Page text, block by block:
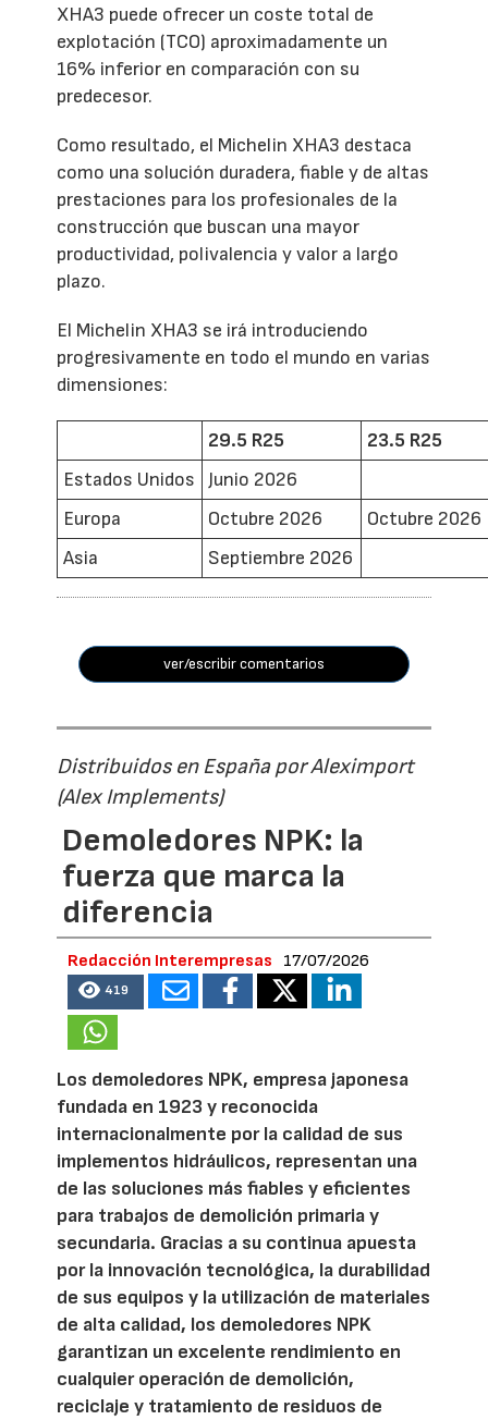
XHA3 puede ofrecer un coste total de
explotación (TCO) aproximadamente un
16% inferior en comparación con su
predecesor.
Como resultado, el Michelin XHA3 destaca
como una solución duradera, fiable y de altas
prestaciones para los profesionales de la
construcción que buscan una mayor
productividad, polivalencia y valor a largo
plazo.
El Michelin XHA3 se irá introduciendo
progresivamente en todo el mundo en varias
dimensiones:
29.5 R25
23.5 R25
Estados Unidos
Junio 2026
Europa
Octubre 2026
Octubre 2026
Asia
Septiembre 2026
ver/escribir comentarios
Distribuidos en España por Aleximport
(Alex Implements)
Demoledores NPK: la
fuerza que marca la
diferencia
Redacción Interempresas 17/07/2026
419
Los demoledores NPK, empresa japonesa
fundada en 1923 y reconocida
internacionalmente por la calidad de sus
implementos hidráulicos, representan una
de las soluciones más fiables y eficientes
para trabajos de demolición primaria y
secundaria. Gracias a su continua apuesta
por la innovación tecnológica, la durabilidad
de sus equipos y la utilización de materiales
de alta calidad, los demoledores NPK
garantizan un excelente rendimiento en
cualquier operación de demolición,
reciclaje y tratamiento de residuos de